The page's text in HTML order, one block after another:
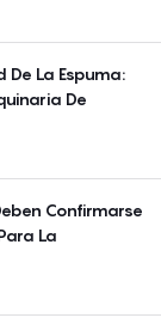
De La Espuma:
De
Confirmarse
La